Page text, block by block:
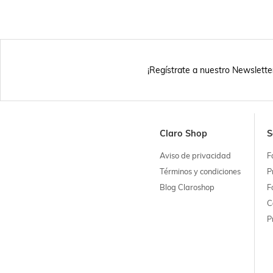
¡Regístrate a nuestro
Claro Shop
Aviso de privacidad
Términos y condiciones
Blog Claroshop